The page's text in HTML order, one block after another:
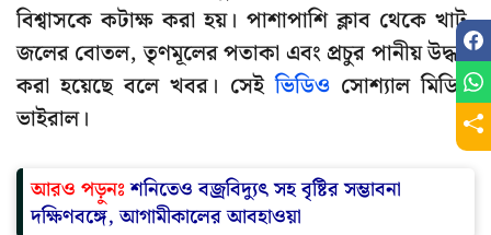
বিশ্বাসকে কটাক্ষ করা হয়। পাশাপাশি ক্লাব থেকে খাট,
জলের বোতল, তৃণমূলের পতাকা এবং প্রচুর পানীয় উদ্ধার
করা হয়েছে বলে খবর। সেইভিডিওসোশ্যাল মিডিয়া
ভাইরাল।
আরও পড়ুনঃশনিতেও বজ্রবিদ্যুৎ সহ বৃষ্টির সম্ভাবনা
দক্ষিণবঙ্গে, আগামীকালের আবহাওয়া